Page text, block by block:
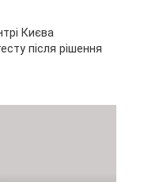
Києва
після рішення